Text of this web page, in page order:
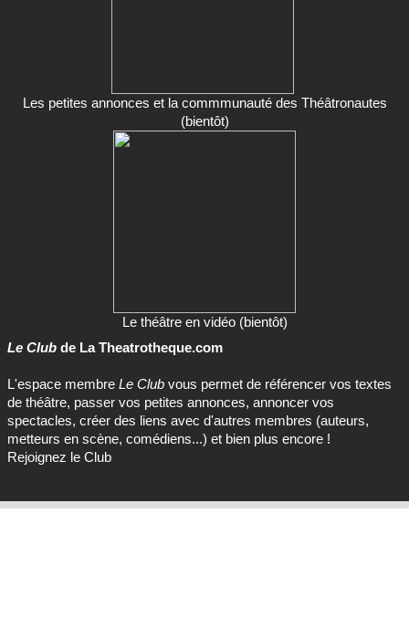
Les petites annonces et la commmunauté des Théâtronautes
(bientôt)
Le théâtre en vidéo (bientôt)
Le Club de La Theatrotheque.com
L'espace membre Le Club vous permet de référencer vos textes
de théâtre, passer vos petites annonces, annoncer vos
spectacles, créer des liens avec d'autres membres (auteurs,
metteurs en scène, comédiens...) et bien plus encore !
Rejoignez le Club